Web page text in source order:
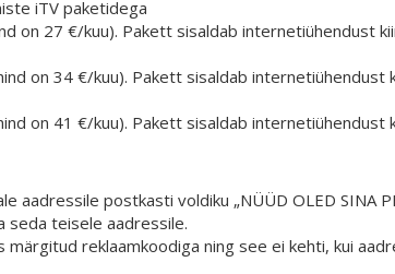
iTV paketidega
on 27 €/kuu). Pakett sisaldab internetiühendust
on 34 €/kuu). Pakett sisaldab
on 41 €/kuu). Pakett sisaldab
aadressile postkasti voldiku „NÜÜD OLED SINA
seda teisele aadressile.
reklaamkoodiga ning see ei kehti, kui